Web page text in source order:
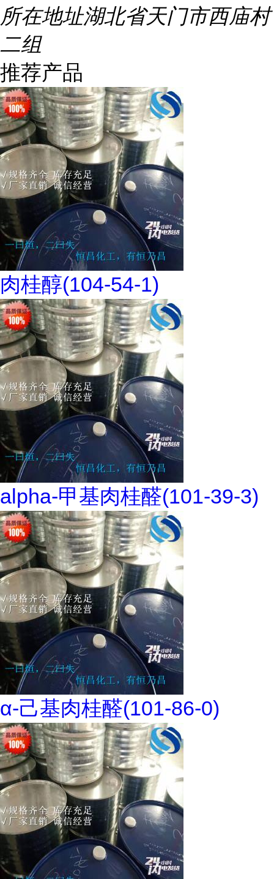
所在地址湖北省天门市西庙村
二组
推荐产品
肉桂醇(104-54-1)
alpha-甲基肉桂醛(101-39-3)
α-己基肉桂醛(101-86-0)